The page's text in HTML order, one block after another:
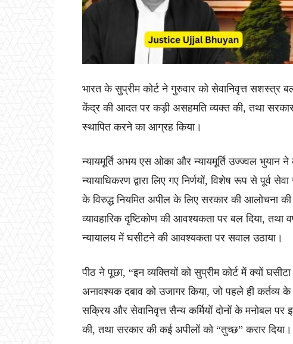
भारत के सुप्रीम कोर्ट ने गुरुवार को सेवानिवृत्त सशस्त्र
केंद्र की आदत पर कड़ी असहमति व्यक्त की, तथा
स्थापित करने का आग्रह किया।
न्यायमूर्ति अभय एस ओका और न्यायमूर्ति उज्ज्वल भुयान
न्यायाधिकरण द्वारा लिए गए निर्णयों, विशेष रूप से पूर्व
के विरुद्ध नियमित अपील के लिए सरकार की आलोचना
व्यावहारिक दृष्टिकोण की आवश्यकता पर बल दिया, तथा
न्यायालय में घसीटने की आवश्यकता पर सवाल उठाया।
पीठ ने पूछा, “इन व्यक्तियों को सुप्रीम कोर्ट में क्यों
अनावश्यक दबाव को उजागर किया, जो पहले ही कर्तव्य
सक्रिय और सेवानिवृत्त सैन्य कर्मियों दोनों के मनोबल पर
की, तथा सरकार की कई अपीलों को “तुच्छ” करार दिया।